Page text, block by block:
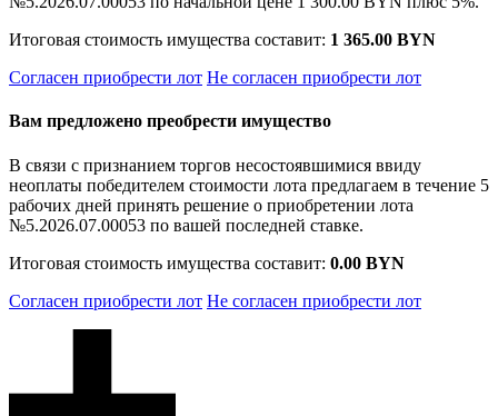
Итоговая стоимость имущества составит: 1 365.00 BYN
Согласен приобрести лот Не согласен приобрести лот
Вам предложено преобрести имущество
В связи с признанием торгов несостоявшимися ввиду
неоплаты победителем стоимости лота предлагаем в течение 5
рабочих дней принять решение о приобретении лота
№5.2026.07.00053 по вашей последней ставке.
Итоговая стоимость имущества составит: 0.00 BYN
Согласен приобрести лот Не согласен приобрести лот